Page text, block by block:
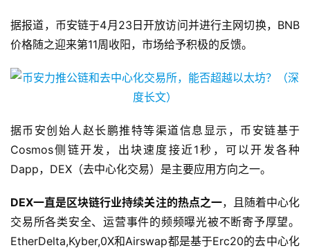
据报道，币安链于4月23日开放访问并进行主网切换，BNB
价格随之迎来第11周收阳，市场给予积极的反馈。
据币安创始人赵长鹏推特等渠道信息显示，币安链基于
Cosmos侧链开发，出块速度接近1秒，可以开发各种
Dapp，DEX（去中心化交易）是主要应用方向之一。
DEX一直是区块链行业持续关注的热点之一，且随着中心化
交易所各类安全、运营事件的频频曝光被不断寄予厚望。
EtherDelta,Kyber,0X和Airswap都是基于Erc20的去中心化